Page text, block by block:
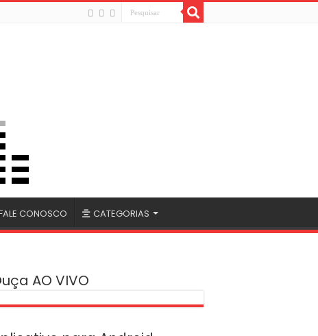
CONOSCO CATEGORIAS
AO VIVO